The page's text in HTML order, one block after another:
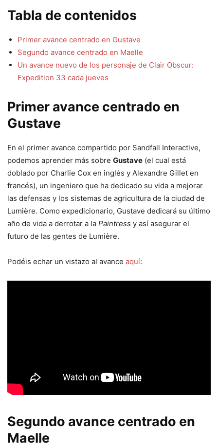
Tabla de contenidos
Primer avance centrado en Gustave
Segundo avance centrado en Maelle
Un avance nuevo de los personaje de Clair Obscur:
Expedition 33 cada jueves
Primer avance centrado en
Gustave
En el primer avance compartido por Sandfall Interactive,
podemos aprender más sobre Gustave (el cual está
doblado por Charlie Cox en inglés y Alexandre Gillet en
francés), un ingeniero que ha dedicado su vida a mejorar
las defensas y los sistemas de agricultura de la ciudad de
Lumière. Como expedicionario, Gustave dedicará su último
año de vida a derrotar a la Paintress y así asegurar el
futuro de las gentes de Lumière.
Podéis echar un vistazo al avance aquí:
Segundo avance centrado en
Maelle